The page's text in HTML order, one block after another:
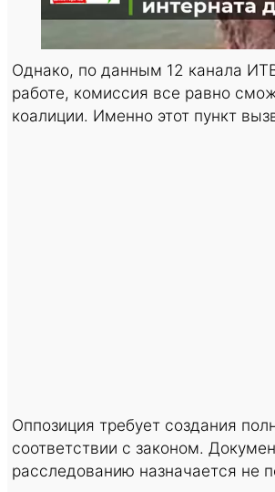
Однако, по данным 12 канала
работе, комиссия все равно
коалиции. Именно этот пункт
Оппозиция требует создания
соответствии с законом.
расследованию назначается не